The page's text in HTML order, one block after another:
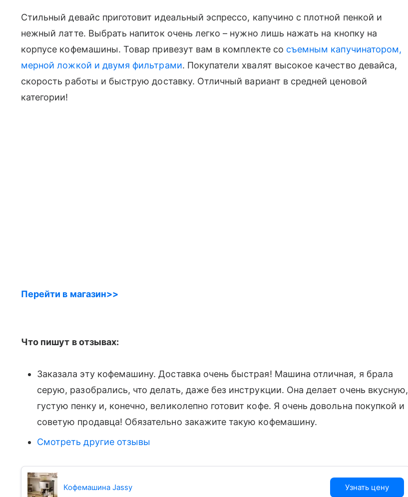
Стильный девайс приготовит идеальный эспрессо, капучино с плотной пенкой и
нежный латте. Выбрать напиток очень легко – нужно лишь нажать на кнопку на
корпусе кофемашины. Товар привезут вам в комплекте со съемным капучинатором,
мерной ложкой и двумя фильтрами. Покупатели хвалят высокое качество девайса,
скорость работы и быструю доставку. Отличный вариант в средней ценовой
категории!
Перейти в магазин>>
Что пишут в отзывах:
Заказала эту кофемашину. Доставка очень быстрая! Машина отличная, я брала
серую, разобрались, что делать, даже без инструкции. Она делает очень вкусную,
густую пенку и, конечно, великолепно готовит кофе. Я очень довольна покупкой и
советую продавца! Обязательно закажите такую кофемашину.
Смотреть другие отзывы
Кофемашина Jassy Узнать цену